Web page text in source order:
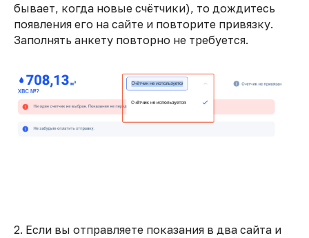
бывает, когда новые счётчики), то дождитесь
появления его на сайте и повторите привязку.
Заполнять анкету повторно не требуется.
2. Если вы отправляете показания в два сайта и